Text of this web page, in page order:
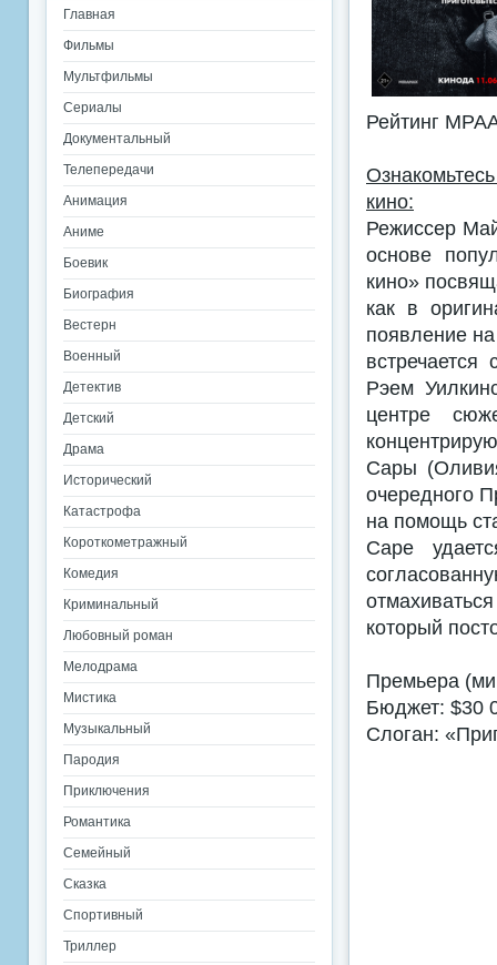
Рейтинг
кино:
Режиссер
основе
кино»
как в
появление
Рэем
центре
Сары
очередного
на помощь
Саре
который
Премьера
Бюджет: $30
Слоган:
Главная
Фильмы
Мультфильмы
Сериалы
Документальный
Телепередачи
Анимация
Аниме
Боевик
Биография
Вестерн
Военный
Детектив
Детский
Драма
Исторический
Катастрофа
Короткометражный
Комедия
Криминальный
Любовный роман
Мелодрама
Мистика
Музыкальный
Пародия
Приключения
Романтика
Семейный
Сказка
Спортивный
Триллер